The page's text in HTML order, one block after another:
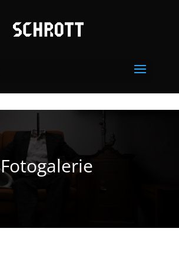
Fotogalerie